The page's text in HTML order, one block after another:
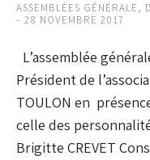
ASSEMBLÉES GÉNÉRALE,
28 NOVEMBRE 2017
L’assemblée
Président de
TOULON en
celle des
Brigitte CREVET